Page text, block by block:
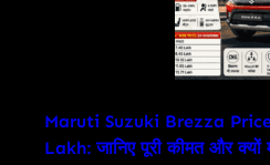
सफर
Submerged
Villages,
Lakhs
Affected
as
Maruti Suzuki Brezza
Lakh: जानिए पूरी कीमत और क्यों